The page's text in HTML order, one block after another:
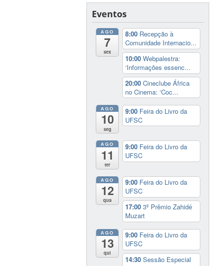
Eventos
AGO
7
sex
8:00 Recepção à
Comunidade Internacio...
10:00Webpalestra:
‘Informações essenc...
20:00Cineclube África
no Cinema: ‘Coc...
AGO
10
seg
9:00 Feira do Livro da
UFSC
AGO
11
ter
9:00 Feira do Livro da
UFSC
AGO
12
qua
9:00 Feira do Livro da
UFSC
17:003º Prêmio Zahidé
Muzart
AGO
13
qui
9:00 Feira do Livro da
UFSC
14:30Sessão Especial